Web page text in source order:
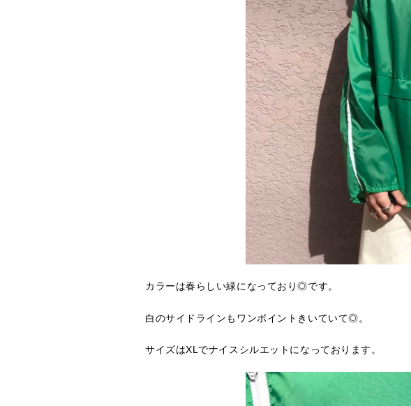
カラーは春らしい緑になっており◎です。
白のサイドラインもワンポイントきいていて◎。
サイズはXLでナイスシルエットになっております。